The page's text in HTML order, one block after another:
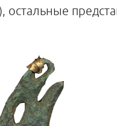
остальные